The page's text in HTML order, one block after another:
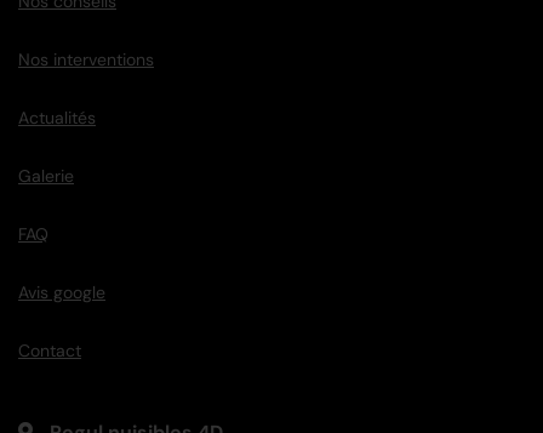
Nos interventions
Actualités
Galerie
FAQ
Avis google
Contact